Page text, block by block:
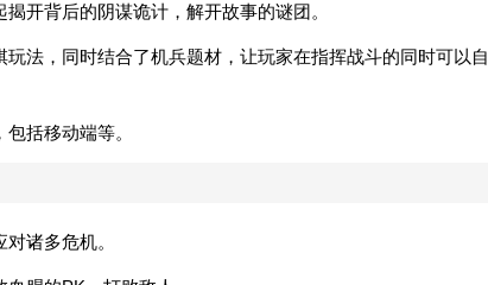
开背后的阴谋诡计，解开故事的谜团。
法，同时结合了机兵题材，让玩家在指挥战斗的同时可以自
括移动端等。
诸多危机。